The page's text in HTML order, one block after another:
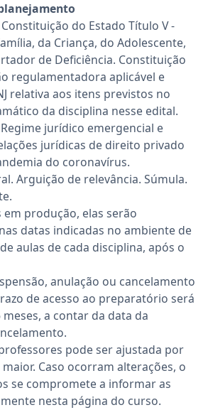
do Estado Título V -
da Criança, do Adolescente,
de Deficiência. Constituição
regulamentadora aplicável e
relativa aos itens previstos no
da disciplina nesse edital.
jurídico emergencial e
jurídicas de direito privado
do coronavírus.
Arguição de relevância. Súmula.
produção, elas serão
datas indicadas no ambiente de
aulas de cada disciplina, após o
anulação ou cancelamento
de acesso ao preparatório será
a contar da data da
pode ser ajustada por
Caso ocorram alterações, o
se compromete a informar as
nesta página do curso.